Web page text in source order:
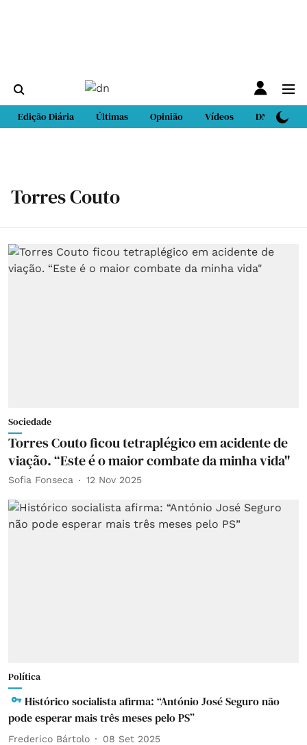
Edição Diária Últimas Opinião Vídeos DN Sport
Torres Couto
Sociedade
Torres Couto ficou tetraplégico em acidente de
viação. “Este é o maior combate da minha vida"
Sofia Fonseca 12 Nov 2025
Política
Histórico socialista afirma: “António José Seguro não
pode esperar mais três meses pelo PS”
Frederico Bártolo 08 Set 2025